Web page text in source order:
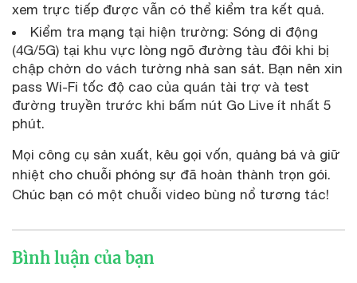
xem trực tiếp được vẫn có thể kiểm tra kết quả.
Kiểm tra mạng tại hiện trường: Sóng di động
(4G/5G) tại khu vực lòng ngõ đường tàu đôi khi bị
chập chờn do vách tường nhà san sát. Bạn nên xin
pass Wi-Fi tốc độ cao của quán tài trợ và test
đường truyền trước khi bấm nút Go Live ít nhất 5
phút.
Mọi công cụ sản xuất, kêu gọi vốn, quảng bá và giữ
nhiệt cho chuỗi phóng sự đã hoàn thành trọn gói.
Chúc bạn có một chuỗi video bùng nổ tương tác!
Bình luận của bạn